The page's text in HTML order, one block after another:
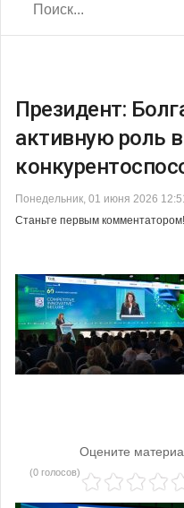
Президент:
активную роль в
Понедельник, 01 июня 2026
Станьте первым комментатором!
Оцените
(0 голосов)